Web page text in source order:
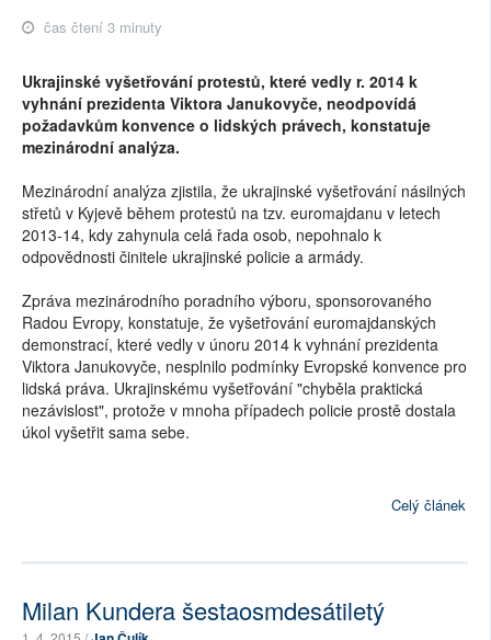
čas čtení 3 minuty
Ukrajinské vyšetřování protestů, které vedly r. 2014 k
vyhnání prezidenta Viktora Janukovyče, neodpovídá
požadavkům konvence o lidských právech, konstatuje
mezinárodní analýza.
Mezinárodní analýza zjistila, že ukrajinské vyšetřování násilných
střetů v Kyjevě během protestů na tzv. euromajdanu v letech
2013-14, kdy zahynula celá řada osob, nepohnalo k
odpovědnosti činitele ukrajinské policie a armády.
Zpráva mezinárodního poradního výboru, sponsorovaného
Radou Evropy, konstatuje, že vyšetřování euromajdanských
demonstrací, které vedly v únoru 2014 k vyhnání prezidenta
Viktora Janukovyče, nesplnilo podmínky Evropské konvence pro
lidská práva. Ukrajinskému vyšetřování "chyběla praktická
nezávislost", protože v mnoha případech policie prostě dostala
úkol vyšetřit sama sebe.
Celý článek
Milan Kundera šestaosmdesátiletý